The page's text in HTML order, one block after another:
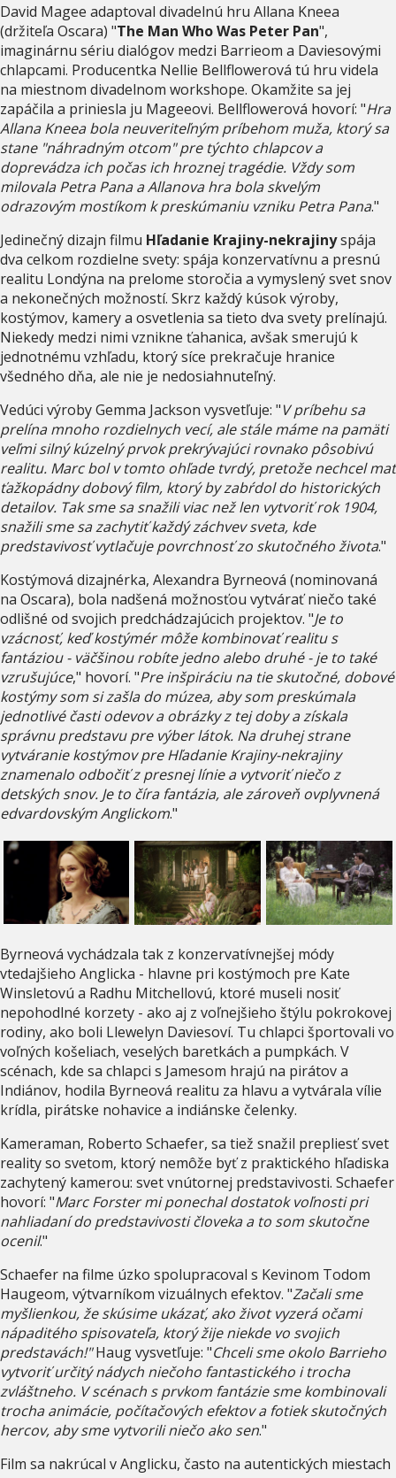
David Magee adaptoval divadelnú hru Allana Kneea
(držiteľa Oscara) "The Man Who Was Peter Pan",
imaginárnu sériu dialógov medzi Barrieom a Daviesovými
chlapcami. Producentka Nellie Bellflowerová tú hru videla
na miestnom divadelnom workshope. Okamžite sa jej
zapáčila a priniesla ju Mageeovi. Bellflowerová hovorí: "Hra
Allana Kneea bola neuveriteľným príbehom muža, ktorý sa
stane "náhradným otcom" pre týchto chlapcov a
doprevádza ich počas ich hroznej tragédie. Vždy som
milovala Petra Pana a Allanova hra bola skvelým
odrazovým mostíkom k preskúmaniu vzniku Petra Pana."
Jedinečný dizajn filmu Hľadanie Krajiny-nekrajinyspája
dva celkom rozdielne svety: spája konzervatívnu a presnú
realitu Londýna na prelome storočia a vymyslený svet snov
a nekonečných možností. Skrz každý kúsok výroby,
kostýmov, kamery a osvetlenia sa tieto dva svety prelínajú.
Niekedy medzi nimi vznikne ťahanica, avšak smerujú k
jednotnému vzhľadu, ktorý síce prekračuje hranice
všedného dňa, ale nie je nedosiahnuteľný.
Vedúci výroby Gemma Jackson vysvetľuje: "V príbehu sa
prelína mnoho rozdielnych vecí, ale stále máme na pamäti
veľmi silný kúzelný prvok prekrývajúci rovnako pôsobivú
realitu. Marc bol v tomto ohľade tvrdý, pretože nechcel mať
ťažkopádny dobový film, ktorý by zabŕdol do historických
detailov. Tak sme sa snažili viac než len vytvoriť rok 1904,
snažili sme sa zachytiť každý záchvev sveta, kde
predstavivosť vytlačuje povrchnosť zo skutočného života."
Kostýmová dizajnérka, Alexandra Byrneová (nominovaná
na Oscara), bola nadšená možnosťou vytvárať niečo také
odlišné od svojich predchádzajúcich projektov. "Je to
vzácnosť, keď kostýmér môže kombinovať realitu s
fantáziou - väčšinou robíte jedno alebo druhé - je to také
vzrušujúce," hovorí. "Pre inšpiráciu na tie skutočné, dobové
kostýmy som si zašla do múzea, aby som preskúmala
jednotlivé časti odevov a obrázky z tej doby a získala
správnu predstavu pre výber látok. Na druhej strane
vytváranie kostýmov pre Hľadanie Krajiny-nekrajiny
znamenalo odbočiť z presnej línie a vytvoriť niečo z
detských snov. Je to číra fantázia, ale zároveň ovplyvnená
edvardovským Anglickom."
Byrneová vychádzala tak z konzervatívnejšej módy
vtedajšieho Anglicka - hlavne pri kostýmoch pre Kate
Winsletovú a Radhu Mitchellovú, ktoré museli nosiť
nepohodlné korzety - ako aj z voľnejšieho štýlu pokrokovej
rodiny, ako boli Llewelyn Daviesoví. Tu chlapci športovali vo
voľných košeliach, veselých baretkách a pumpkách. V
scénach, kde sa chlapci s Jamesom hrajú na pirátov a
Indiánov, hodila Byrneová realitu za hlavu a vytvárala vílie
krídla, pirátske nohavice a indiánske čelenky.
Kameraman, Roberto Schaefer, sa tiež snažil prepliesť svet
reality so svetom, ktorý nemôže byť z praktického hľadiska
zachytený kamerou: svet vnútornej predstavivosti. Schaefer
hovorí: "Marc Forster mi ponechal dostatok voľnosti pri
nahliadaní do predstavivosti človeka a to som skutočne
ocenil."
Schaefer na filme úzko spolupracoval s Kevinom Todom
Haugeom, výtvarníkom vizuálnych efektov. "Začali sme
myšlienkou, že skúsime ukázať, ako život vyzerá očami
nápaditého spisovateľa, ktorý žije niekde vo svojich
predstavách!"Haug vysvetľuje: "Chceli sme okolo Barrieho
vytvoriť určitý nádych niečoho fantastického i trocha
zvláštneho. V scénach s prvkom fantázie sme kombinovali
trocha animácie, počítačových efektov a fotiek skutočných
hercov, aby sme vytvorili niečo ako sen."
Film sa nakrúcal v Anglicku, často na autentických miestach